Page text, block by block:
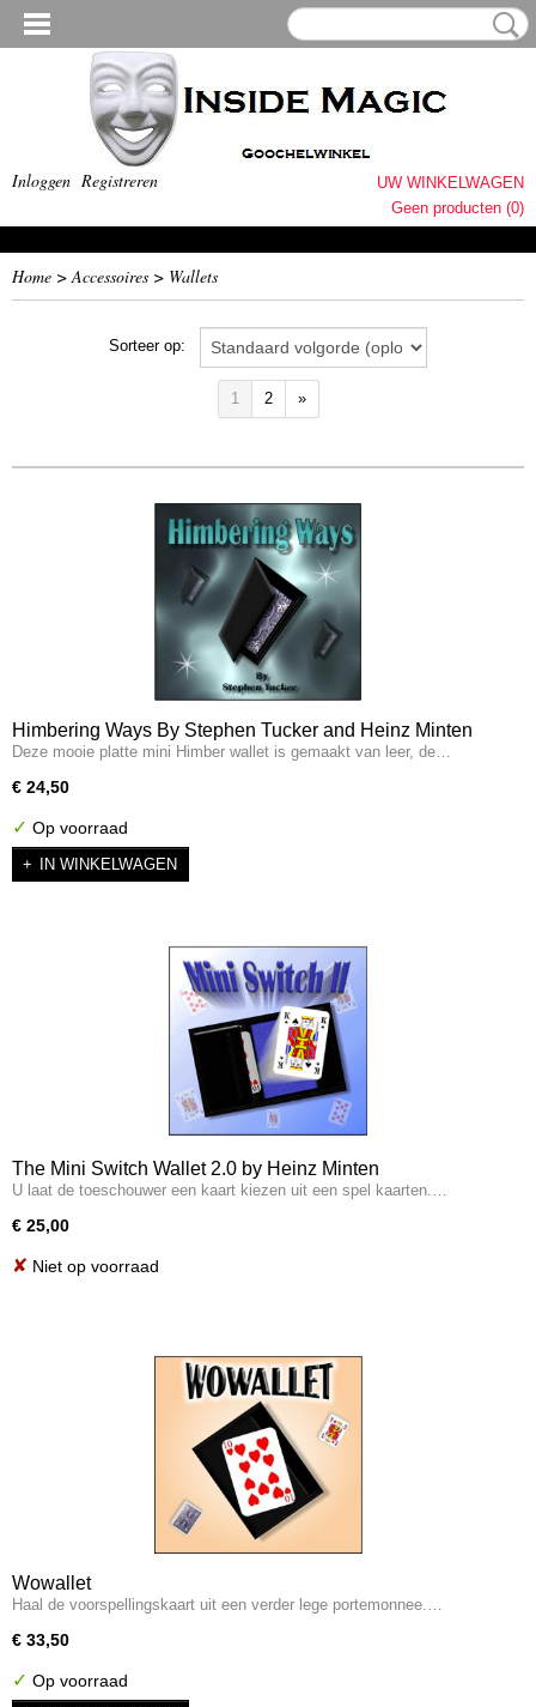
Inloggen Registreren
UW WINKELWAGEN
Geen producten (0)
Home >Accessoires > Wallets
Sorteer op:
1 2 »
Himbering Ways By Stephen Tucker and Heinz Minten
Deze mooie platte mini Himber wallet is gemaakt van leer, de…
€ 24,50
✓ Op voorraad
IN WINKELWAGEN
The Mini Switch Wallet 2.0 by Heinz Minten
U laat de toeschouwer een kaart kiezen uit een spel kaarten.…
€ 25,00
✘ Niet op voorraad
Wowallet
Haal de voorspellingskaart uit een verder lege portemonnee.…
€ 33,50
✓ Op voorraad